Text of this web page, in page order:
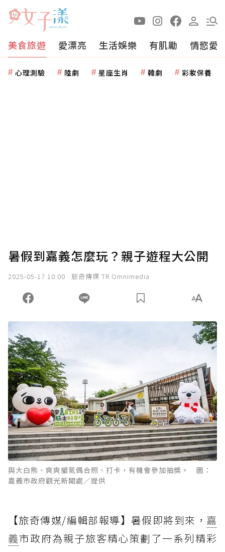
美食旅遊 愛漂亮 生活娛樂 有肌勵 情慾愛
心理測驗 陸劇 星座生肖 韓劇 彩妝保養
暑假到嘉義怎麼玩？親子遊程大公開
2025-05-17 10:00 旅奇傳媒 TR Omnimedia
與大白熊、爽爽貓氣偶合照、打卡，有機會參加抽獎。 圖：
嘉義市政府觀光新聞處／提供
【旅奇傳媒/編輯部報導】暑假即將到來， 嘉
義市政府為親子旅客精心策劃了一系列精彩